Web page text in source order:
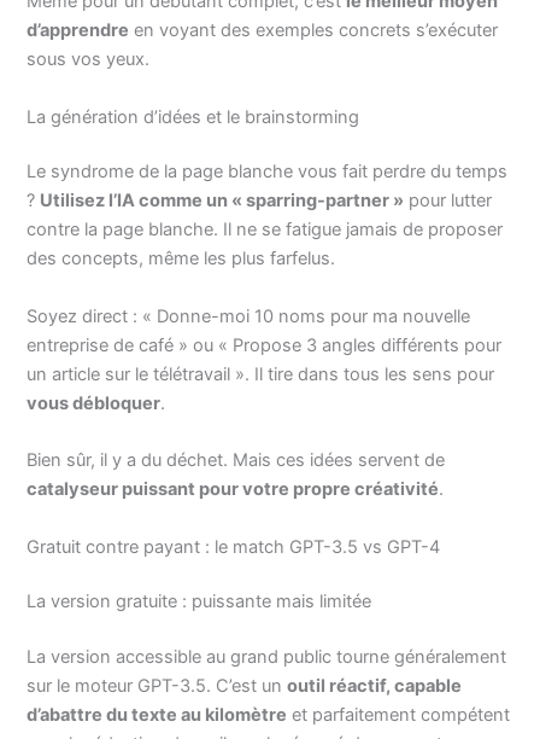
d’apprendre en voyant des exemples concrets s’exécuter
sous vos yeux.
La génération d’idées et le brainstorming
Le syndrome de la page blanche vous fait perdre du temps
? Utilisez l’IA comme un « sparring-partner » pour lutter
contre la page blanche. Il ne se fatigue jamais de proposer
des concepts, même les plus farfelus.
Soyez direct : « Donne-moi 10 noms pour ma nouvelle
entreprise de café » ou « Propose 3 angles différents pour
un article sur le télétravail ». Il tire dans tous les sens pour
vous débloquer.
Bien sûr, il y a du déchet. Mais ces idées servent de
catalyseur puissant pour votre propre créativité.
Gratuit contre payant : le match GPT-3.5 vs GPT-4
La version gratuite : puissante mais limitée
La version accessible au grand public tourne généralement
sur le moteur GPT-3.5. C’est unoutil réactif, capable
d’abattre du texte au kilomètre et parfaitement compétent